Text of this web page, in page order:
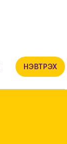
НЭВТРЭХ